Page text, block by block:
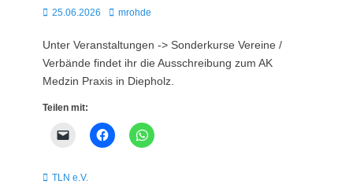
Posted
25.06.2026 Autor
mrohde
Unter Veranstaltungen -> Sonderkurse Vereine /
Verbände findet ihr die Ausschreibung zum AK
Medzin Praxis in Diepholz.
Teilen mit:
Kategorien
TLN e.V.